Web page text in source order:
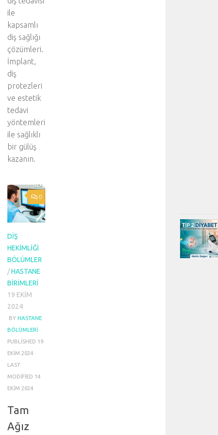
ile
kapsamlı
diş sağlığı
çözümleri.
İmplant,
diş
protezleri
ve estetik
tedavi
yöntemleri
ile sağlıklı
bir gülüş
kazanın.
0
DIŞ
HEKIMLIĞI
BÖLÜMLER
/HASTANE
BIRIMLERI
19 EKIM
2024
BY HASTANE
BÖLÜMLERI ·
PUBLISHED 19
EKIM 2024 ·
LAST
MODIFIED 14
EKIM 2024
Tam
Ağız